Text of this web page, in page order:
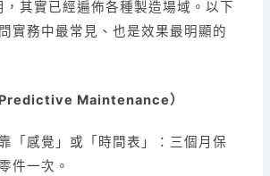
其實已經遍佈各種製造場域。以下
實務中最常見、也是效果最明顯的
Predictive Maintenance）
「感覺」或「時間表」：三個月保
件一次。